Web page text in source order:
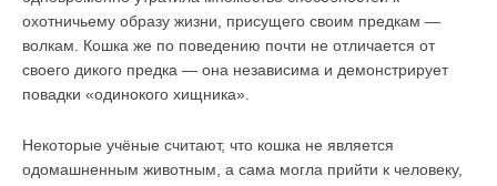
охотничьему образу жизни, присущего своим предкам —
волкам. Кошка же по поведению почти не отличается от
своего дикого предка — она независима и демонстрирует
повадки «одинокого хищника».
Некоторые учёные считают, что кошка не является
одомашненным животным, а сама могла прийти к человеку,